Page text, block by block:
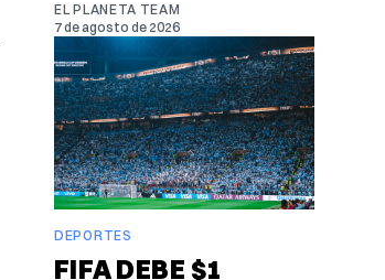
EL PLANETA TEAM
7 de agosto de 2026
DEPORTES
FIFA DEBE $1